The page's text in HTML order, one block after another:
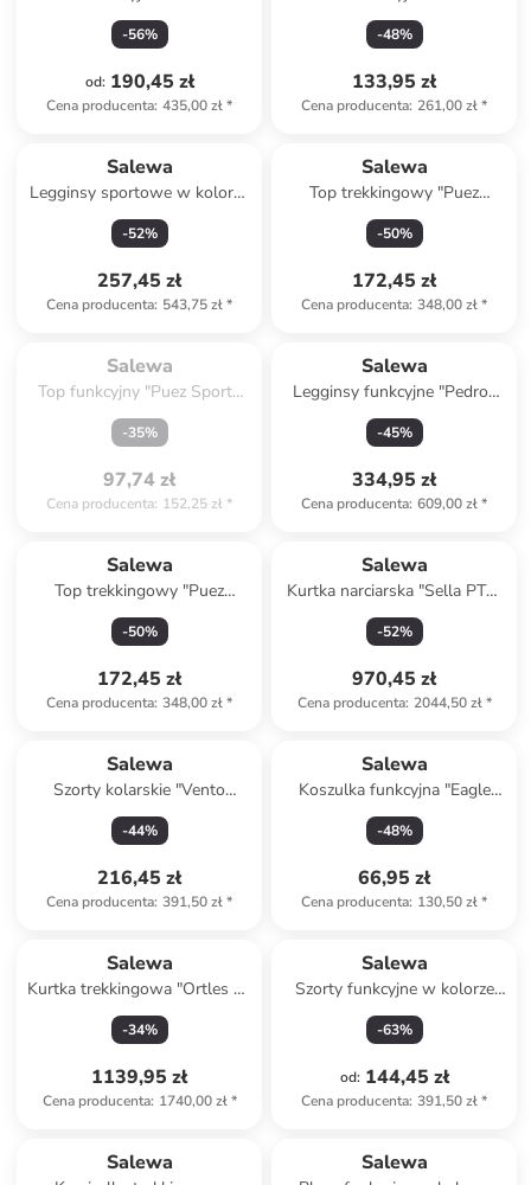
czerwonym
-56%
od: 190,45 zł
Cena producenta: 435,00 zł*
Hemp" w kolorze beżowym
-48%
133,95 zł
Cena producenta: 261,00 zł*
Salewa
Legginsy sportowe w kolorze
niebieskim
-52%
257,45 zł
Cena producenta: 543,75 zł*
Salewa
Top trekkingowy "Puez
Merino" w kolorze
lawendowym
-50%
172,45 zł
Cena producenta: 348,00 zł*
Wyprzedane
Salewa
Top funkcyjny "Puez Sporty
Dry" w kolorze zielonym
-35%
97,74 zł
Cena producenta: 152,25 zł*
Salewa
Legginsy funkcyjne "Pedroc
Dry Responsive" w kolorze
czerwonym
-45%
334,95 zł
Cena producenta: 609,00 zł*
Salewa
Top trekkingowy "Puez
Merino" w kolorze
szarobrązowym
-50%
172,45 zł
Cena producenta: 348,00 zł*
Salewa
Kurtka narciarska "Sella PTX"
w kolorze czerwonym
-52%
970,45 zł
Cena producenta: 2044,50 zł*
Salewa
Szorty kolarskie "Vento
Merino Short Liner" w kolorze
czarnym
-44%
216,45 zł
Cena producenta: 391,50 zł*
Salewa
Koszulka funkcyjna "Eagle
Dry" w kolorze granatowym
-48%
66,95 zł
Cena producenta: 130,50 zł*
Salewa
Kurtka trekkingowa "Ortles 3L
Powertex" w kolorze żółtym
-34%
1139,95 zł
Cena producenta: 1740,00 zł*
Salewa
Szorty funkcyjne w kolorze
beżowym
-63%
od: 144,45 zł
Cena producenta: 391,50 zł*
Salewa Salewa